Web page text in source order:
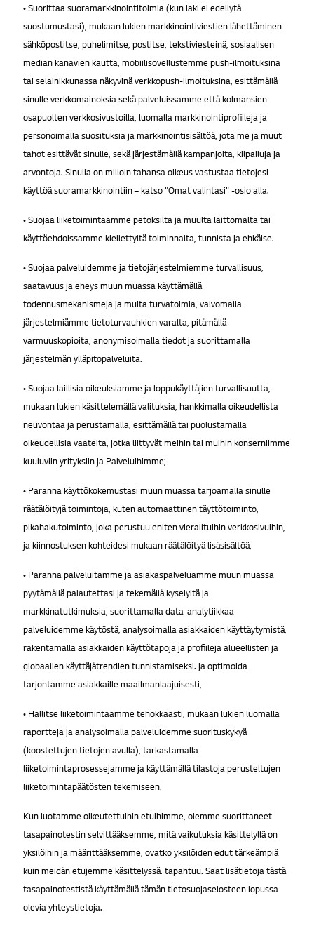
• Suorittaa suoramarkkinointitoimia (kun laki ei edellytä
suostumustasi), mukaan lukien markkinointiviestien lähettäminen
sähköpostitse, puhelimitse, postitse, tekstiviesteinä, sosiaalisen
median kanavien kautta, mobiilisovellustemme push-ilmoituksina
tai selainikkunassa näkyvinä verkkopush-ilmoituksina, esittämällä
sinulle verkkomainoksia sekä palveluissamme että kolmansien
osapuolten verkkosivustoilla, luomalla markkinointiprofiileja ja
personoimalla suosituksia ja markkinointisisältöä, jota me ja muut
tahot esittävät sinulle, sekä järjestämällä kampanjoita, kilpailuja ja
arvontoja. Sinulla on milloin tahansa oikeus vastustaa tietojesi
käyttöä suoramarkkinointiin – katso "Omat valintasi" -osio alla.
• Suojaa liiketoimintaamme petoksilta ja muulta laittomalta tai
käyttöehdoissamme kiellettyltä toiminnalta, tunnista ja ehkäise.
• Suojaa palveluidemme ja tietojärjestelmiemme turvallisuus,
saatavuus ja eheys muun muassa käyttämällä
todennusmekanismeja ja muita turvatoimia, valvomalla
järjestelmiämme tietoturvauhkien varalta, pitämällä
varmuuskopioita, anonymisoimalla tiedot ja suorittamalla
järjestelmän ylläpitopalveluita.
• Suojaa laillisia oikeuksiamme ja loppukäyttäjien turvallisuutta,
mukaan lukien käsittelemällä valituksia, hankkimalla oikeudellista
neuvontaa ja perustamalla, esittämällä tai puolustamalla
oikeudellisia vaateita, jotka liittyvät meihin tai muihin konserniimme
kuuluviin yrityksiin ja Palveluihimme;
• Paranna käyttökokemustasi muun muassa tarjoamalla sinulle
räätälöityjä toimintoja, kuten automaattinen täyttötoiminto,
pikahakutoiminto, joka perustuu eniten vierailtuihin verkkosivuihin,
ja kiinnostuksen kohteidesi mukaan räätälöityä lisäsisältöä;
• Paranna palveluitamme ja asiakaspalveluamme muun muassa
pyytämällä palautettasi ja tekemällä kyselyitä ja
markkinatutkimuksia, suorittamalla data-analytiikkaa
palveluidemme käytöstä, analysoimalla asiakkaiden käyttäytymistä,
rakentamalla asiakkaiden käyttötapoja ja profiileja alueellisten ja
globaalien käyttäjätrendien tunnistamiseksi. ja optimoida
tarjontamme asiakkaille maailmanlaajuisesti;
• Hallitse liiketoimintaamme tehokkaasti, mukaan lukien luomalla
raportteja ja analysoimalla palveluidemme suorituskykyä
(koostettujen tietojen avulla), tarkastamalla
liiketoimintaprosessejamme ja käyttämällä tilastoja perusteltujen
liiketoimintapäätösten tekemiseen.
Kun luotamme oikeutettuihin etuihimme, olemme suorittaneet
tasapainotestin selvittääksemme, mitä vaikutuksia käsittelyllä on
yksilöihin ja määrittääksemme, ovatko yksilöiden edut tärkeämpiä
kuin meidän etujemme käsittelyssä. tapahtuu. Saat lisätietoja tästä
tasapainotestistä käyttämällä tämän tietosuojaselosteen lopussa
olevia yhteystietoja.